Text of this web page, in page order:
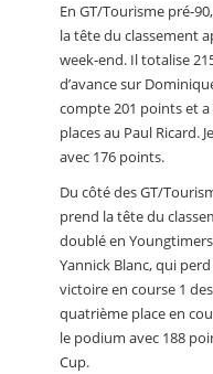
En GT/Tourisme pré-
la tête du classement
week-end. Il totalise
d’avance sur
compte 201 points et
places au Paul Ricard.
avec 176 points.
Du côté des GT/
prend la tête du
doublé en
Yannick Blanc, qui
victoire en course 1
quatrième place en
le podium avec 188
Cup.